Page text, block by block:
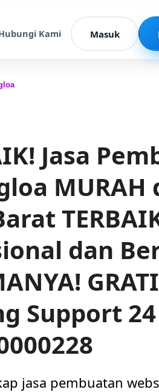
Kami Masuk
Jasa
MURAH
dan
Support 24
jasa pembuatan